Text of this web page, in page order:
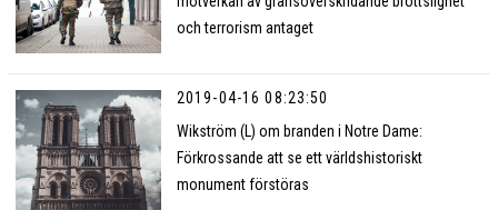
och terrorism antaget
2019-04-16 08:23:50
Wikström (L) om branden i Notre Dame:
Förkrossande att se ett världshistoriskt
monument förstöras